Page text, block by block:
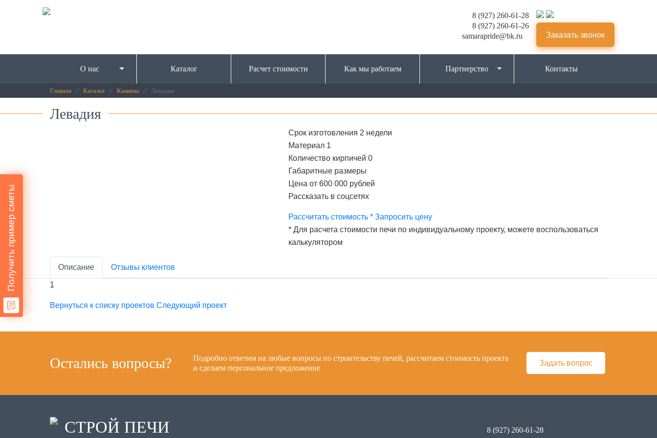
8 (927) 260-61-28
8 (927) 260-61-26
samarapride@bk.ru
Заказать звонок
О нас Каталог Расчет стоимости Как мы работаем Партнерство Контакты
Главная Каталог Камины Левадия
Левадия
Срок изготовления 2 недели
Материал 1
Количество кирпичей 0
Габаритные размеры
Цена от 600 000 рублей
Рассказать в соцсетях
Рассчитать стоимость * Запросить цену
* Для расчета стоимости печи по индивидуальному проекту, можете воспользоваться
калькулятором
Описание Отзывы клиентов
1
Вернуться к списку проектов Следующий проект
Остались вопросы?
Подробно ответим на любые вопросы по строительству печей, рассчитаем стоимость проекта
и сделаем персональное предложение
Задать вопрос
СТРОЙ ПЕЧИ 8 (927) 260-61-28
Получить пример сметы